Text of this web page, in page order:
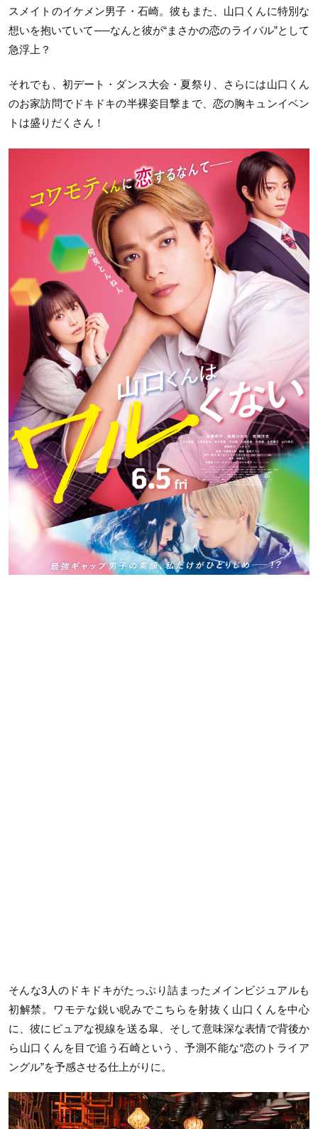
スメイトのイケメン男子・石崎。彼もまた、山口くんに特別な
想いを抱いていて──なんと彼が“まさかの恋のライバル”として
急浮上？
それでも、初デート・ダンス大会・夏祭り、さらには山口くん
のお家訪問でドキドキの半裸姿目撃まで、恋の胸キュンイベン
トは盛りだくさん！
そんな3人のドキドキがたっぷり詰まったメインビジュアルも
初解禁。ワモテな鋭い睨みでこちらを射抜く山口くんを中心
に、彼にピュアな視線を送る皐、そして意味深な表情で背後か
ら山口くんを目で追う石崎という、予測不能な“恋のトライア
ングル”を予感させる仕上がりに。